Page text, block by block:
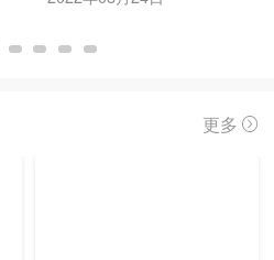
更多